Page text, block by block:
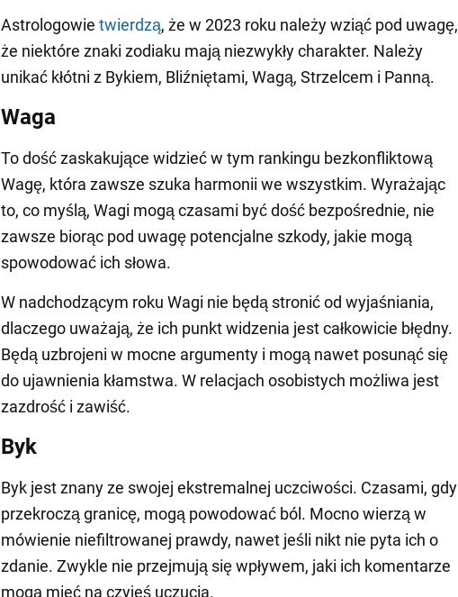
Astrologowie twierdzą, że w 2023 roku należy wziąć pod uwagę,
że niektóre znaki zodiaku mają niezwykły charakter. Należy
unikać kłótni z Bykiem, Bliźniętami, Wagą, Strzelcem i Panną.
Waga
To dość zaskakujące widzieć w tym rankingu bezkonfliktową
Wagę, która zawsze szuka harmonii we wszystkim. Wyrażając
to, co myślą, Wagi mogą czasami być dość bezpośrednie, nie
zawsze biorąc pod uwagę potencjalne szkody, jakie mogą
spowodować ich słowa.
W nadchodzącym roku Wagi nie będą stronić od wyjaśniania,
dlaczego uważają, że ich punkt widzenia jest całkowicie błędny.
Będą uzbrojeni w mocne argumenty i mogą nawet posunąć się
do ujawnienia kłamstwa. W relacjach osobistych możliwa jest
zazdrość i zawiść.
Byk
Byk jest znany ze swojej ekstremalnej uczciwości. Czasami, gdy
przekroczą granicę, mogą powodować ból. Mocno wierzą w
mówienie niefiltrowanej prawdy, nawet jeśli nikt nie pyta ich o
zdanie. Zwykle nie przejmują się wpływem, jaki ich komentarze
mogą mieć na czyjeś uczucia.